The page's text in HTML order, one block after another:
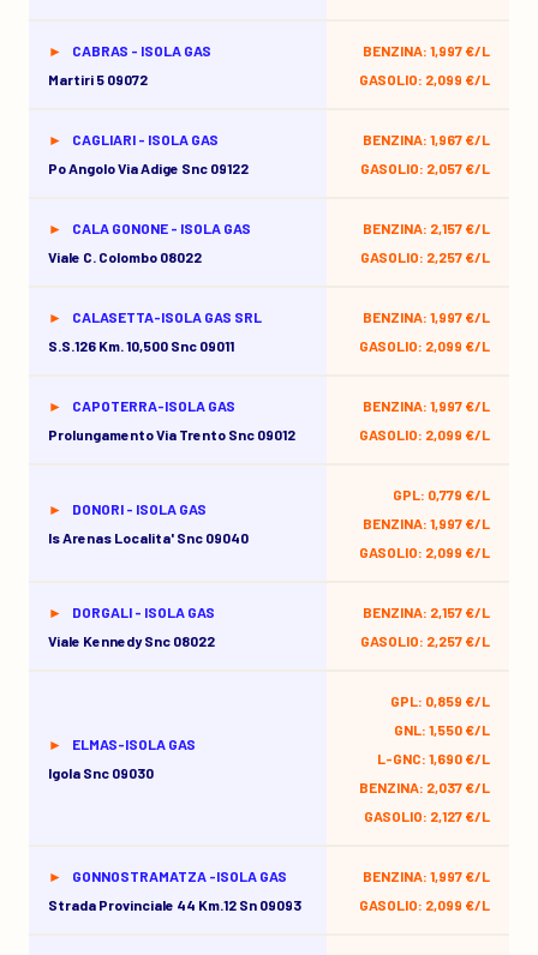
CABRAS - ISOLA GAS
Martiri 5 09072
BENZINA: 1,997 €/L
GASOLIO: 2,099 €/L
CAGLIARI - ISOLA GAS
Po Angolo Via Adige Snc 09122
BENZINA: 1,967 €/L
GASOLIO: 2,057 €/L
CALA GONONE - ISOLA GAS
Viale C. Colombo 08022
BENZINA: 2,157 €/L
GASOLIO: 2,257 €/L
CALASETTA-ISOLA GAS SRL
S.s.126 Km. 10,500 Snc 09011
BENZINA: 1,997 €/L
GASOLIO: 2,099 €/L
CAPOTERRA-ISOLA GAS
Prolungamento Via Trento Snc 09012
BENZINA: 1,997 €/L
GASOLIO: 2,099 €/L
DONORI - ISOLA GAS
Is Arenas Localita' Snc 09040
GPL: 0,779 €/L
BENZINA: 1,997 €/L
GASOLIO: 2,099 €/L
DORGALI - ISOLA GAS
Viale Kennedy Snc 08022
BENZINA: 2,157 €/L
GASOLIO: 2,257 €/L
ELMAS-ISOLA GAS
Igola Snc 09030
GPL: 0,859 €/L
GNL: 1,550 €/L
L-GNC: 1,690 €/L
BENZINA: 2,037 €/L
GASOLIO: 2,127 €/L
GONNOSTRAMATZA -ISOLA GAS
Strada Provinciale 44 Km.12 Sn 09093
BENZINA: 1,997 €/L
GASOLIO: 2,099 €/L